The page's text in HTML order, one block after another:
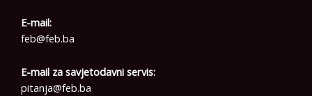
E-mail:
feb@feb.ba
E-mail za savjetodavni servis:
pitanja@feb.ba